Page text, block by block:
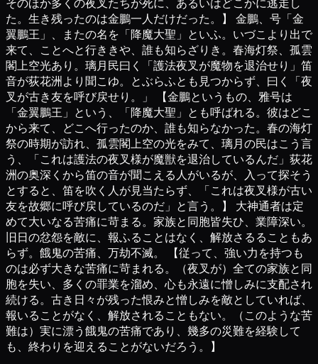
そのほか多くの夜叉たちが死に、あるいはどこかに逃走し
た。生き残ったのは金鵬一人だけだった。】 金鵬、号「金
翼鵬王」、またの名を「降魔大聖」といふ。いづこより出で
来て、ことへと行ききや、誰も知らざりき。春海灯祭、孤雲
閣上空光あり。璃月民曰く「護法夜叉が魔物を退治せり」笛
音が荻花洲より聞こゆ。とぶらふとも見つからず、曰く「夜
叉が古き友を呼び戻せり。」 【金鵬というもの、雅号は
「金翼鵬王」という、「降魔大聖」とも呼ばれる。彼はどこ
から来て、どこへ行ったのか、誰も知らなかった。春の海灯
祭の時期が訪れ、孤雲閣上空の光をみて、璃月の民はこう言
う、「これは護法の夜叉様が魔獣を退治しているんだ」荻花
洲の奥深くから笛の音が聞こえる人がいるが、入って探そう
とすると、笛を吹く人が見当たらず、「これは夜叉様が古い
友を故郷に呼び戻しているのだ」と言う。】 大神通者は定
めて大いなる苦痛に苛まる。家族と同胞皆失ひ、業障深い。
旧日の忿怨を敵に、報ふることはなく、解放さるることもあ
らず。餓鬼の苦痛、万劫不滅。 【従って、強い力を持つも
のは必ず大きな苦痛に苛まれる。（夜叉が）全ての家族と同
胞を失い、多くの罪業を溜め、心も永遠に憎しみに支配され
続ける。古き日々が残った恨みと憎しみを敵としていれば、
報いることがなく、解放されることもない。（このような苦
難は）実に漂う餓鬼の苦痛であり、幾多の災難を経験して
も、終わりを迎えることがないだろう。】